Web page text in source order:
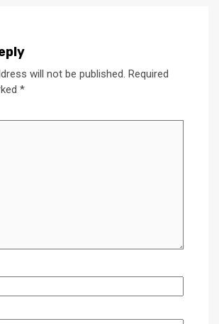
will not be published. Required
*